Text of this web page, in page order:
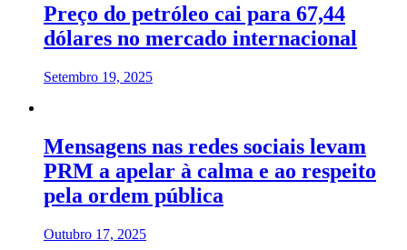
Preço do petróleo cai para 67,44
dólares no mercado internacional
Setembro 19, 2025
Mensagens nas redes sociais levam
PRM a apelar à calma e ao respeito
pela ordem pública
Outubro 17, 2025